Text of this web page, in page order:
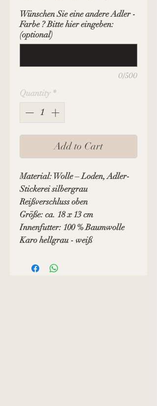
Wünschen Sie eine andere Adler -
Farbe ? Bitte hier eingeben:
(optional)
0/500
Quantity *
Add to Cart
Material: Wolle – Loden, Adler-
Stickerei silbergrau
Reißverschluss oben
Größe: ca. 18 x 13 cm
Innenfutter: 100 % Baumwolle
Karo hellgrau - weiß